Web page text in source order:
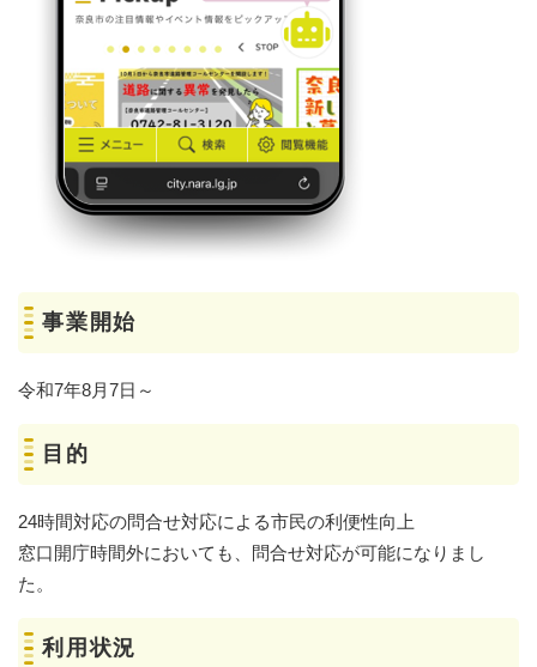
事業開始
令和7年8月7日～
目的
24時間対応の問合せ対応による市民の利便性向上
窓口開庁時間外においても、問合せ対応が可能になりまし
た。
利用状況